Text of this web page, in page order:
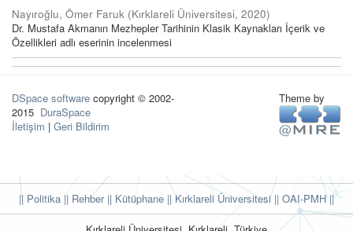
Nayıroğlu, Ömer Faruk (Kırklareli Üniversitesi, 2020)
Dr. Mustafa Akmanın Mezhepler Tarihinin Klasik Kaynakları İçerik ve
Özellikleri adlı eserinin incelenmesi
DSpace software copyright © 2002-
2015 DuraSpace
İletişim | Geri Bildirim
Theme by
|| Politika || Rehber|| Kütüphane || Kırklareli Üniversitesi || OAI-PMH ||